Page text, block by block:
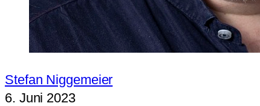
Stefan Niggemeier
6. Juni 2023